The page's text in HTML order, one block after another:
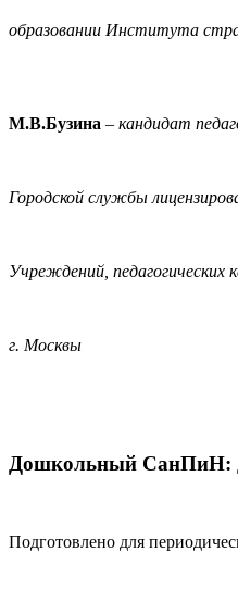
образовании Института
М.В.Бузина – кандидат
Городской службы
Учреждений, педагогических
г. Москвы
Дошкольный СанПиН:
Подготовлено для